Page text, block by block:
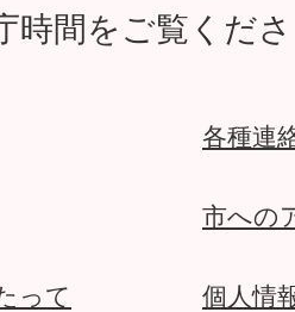
時間をご覧くだ
各種連
市への
って 個人情